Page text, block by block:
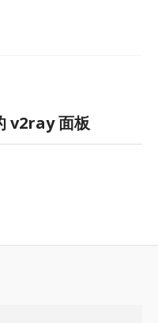
v2ray 面板